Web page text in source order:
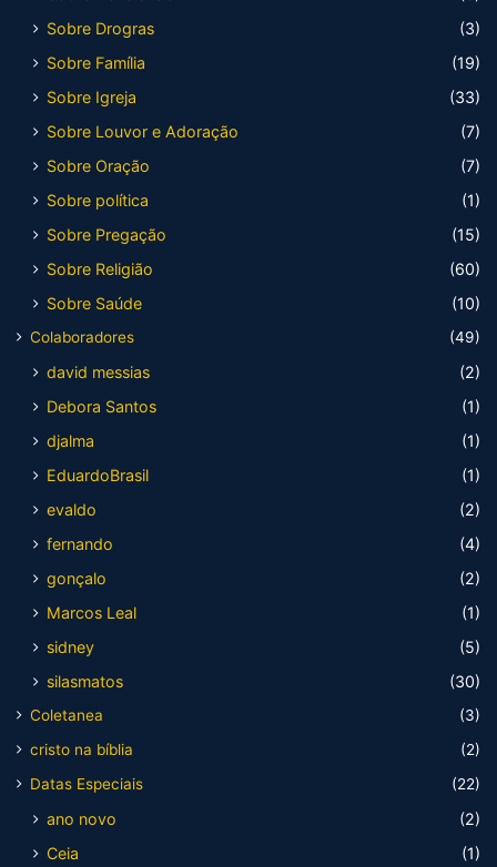
Sobre Drogras
(3)
Sobre Família
(19)
Sobre Igreja
(33)
Sobre Louvor e Adoração
(7)
Sobre Oração
(7)
Sobre política
(1)
Sobre Pregação
(15)
Sobre Religião
(60)
Sobre Saúde
(10)
Colaboradores (49)
david messias
(2)
Debora Santos
(1)
djalma
(1)
EduardoBrasil
(1)
evaldo
(2)
fernando
(4)
gonçalo
(2)
Marcos Leal
(1)
sidney
(5)
silasmatos
(30)
Coletanea
(3)
cristo na bíblia
(2)
Datas Especiais
(22)
ano novo
(2)
Ceia
(1)